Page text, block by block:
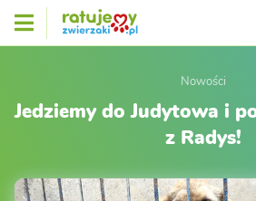
Nowości
Jedziemy do Judytowa i
z Radys!